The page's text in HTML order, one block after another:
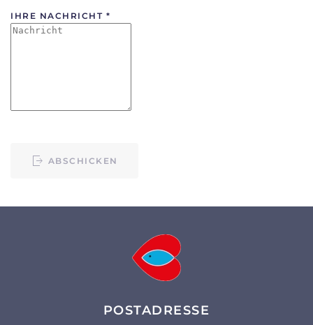
IHRE NACHRICHT *
ABSCHICKEN
POSTADRESSE